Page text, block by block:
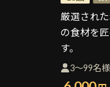
厳選され
の食材を
す。
3～99名様